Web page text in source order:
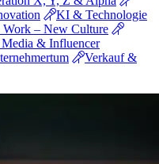
KI & Technologie
– New Culture
Media & Influencer
Verkauf &